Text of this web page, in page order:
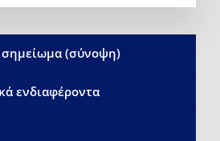
σημείωμα (σύνοψη)
ενδιαφέροντα